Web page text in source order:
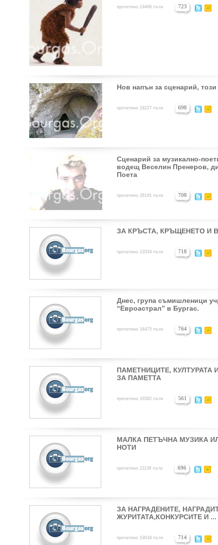
прочетено 19466 пъти 723
Нов напън за сценарий,
прочетено 18227 пъти 698
Сценарий за музикално-
водещ Веселин Пренеров,
Поета
прочетено 28191 пъти 708
ЗА КРЪСТА, КРЪЩЕНЕТО И
прочетено 22034 пъти 718
Днес, група съмишленици
“Евроастрал” в Бургас.
прочетено 34475 пъти 764
ПАМЕТНИЦИТЕ,
ЗА ПАМЕТТА
прочетено 16592 пъти 561
МАЛКА ПЕТЪЧНА МУЗИКА
НОТИ
прочетено 21138 пъти 696
ЗА НАГРАДЕНИТЕ,
ЖУРИТАТА,КОНКУРСИТЕ И ...
прочетено 19034 пъти 714